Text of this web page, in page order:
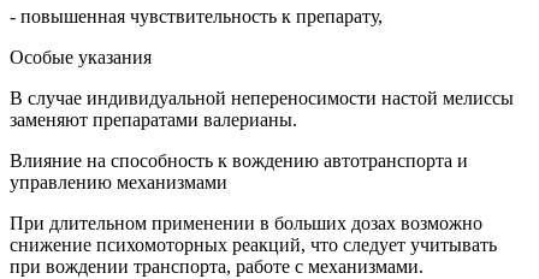
- повышенная чувствительность к препарату,
Особые указания
В случае индивидуальной непереносимости настой мелиссы
заменяют препаратами валерианы.
Влияние на способность к вождению автотранспорта и
управлению механизмами
При длительном применении в больших дозах возможно
снижение психомоторных реакций, что следует учитывать
при вождении транспорта, работе с механизмами.